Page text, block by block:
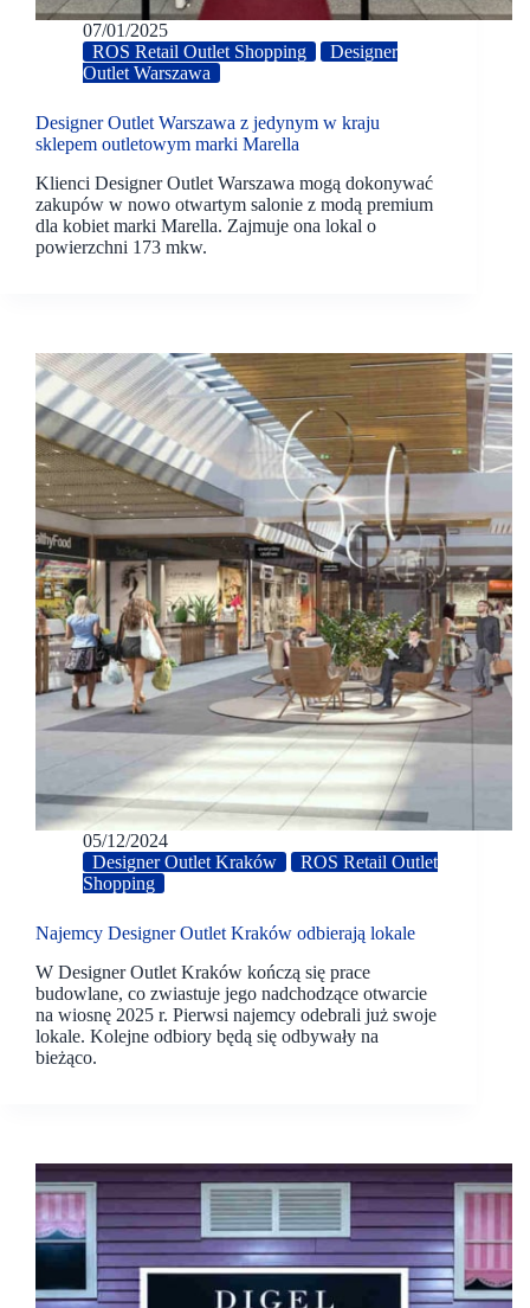
07/01/2025
ROS Retail Outlet Shopping
Designer
Outlet Warszawa
Designer Outlet Warszawa z jedynym w kraju
sklepem outletowym marki Marella
Klienci Designer Outlet Warszawa mogą dokonywać
zakupów w nowo otwartym salonie z modą premium
dla kobiet marki Marella. Zajmuje ona lokal o
powierzchni 173 mkw.
05/12/2024
Designer Outlet Kraków
ROS Retail Outlet
Shopping
Najemcy Designer Outlet Kraków odbierają lokale
W Designer Outlet Kraków kończą się prace
budowlane, co zwiastuje jego nadchodzące otwarcie
na wiosnę 2025 r. Pierwsi najemcy odebrali już swoje
lokale. Kolejne odbiory będą się odbywały na
bieżąco.